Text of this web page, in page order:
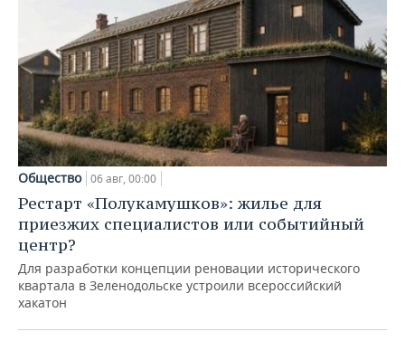
Общество 06 авг, 00:00
Рестарт «Полукамушков»: жилье для
приезжих специалистов или событийный
центр?
Для разработки концепции реновации исторического
квартала в Зеленодольске устроили всероссийский
хакатон